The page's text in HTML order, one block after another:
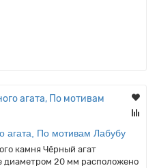
агата, По мотивам Лабубу
камня Чёрный агат
20 мм расположено